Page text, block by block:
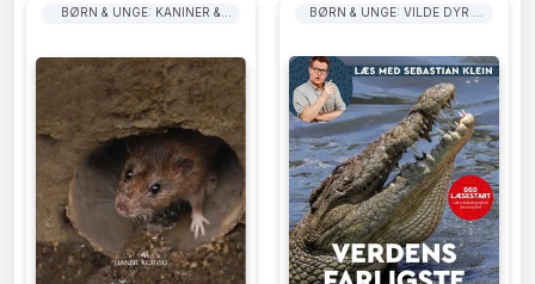
BØRN & UNGE: KANINER &
BØRN & UNGE: VILDE DYR &